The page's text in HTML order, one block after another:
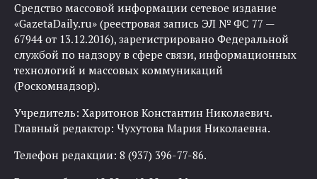
Средство массовой информации сетевое издание
«GazetaDaily.ru» (реестровая запись ЭЛ № ФС 77 —
67944 от 13.12.2016), зарегистрировано Федеральной
службой по надзору в сфере связи, информационных
технологий и массовых коммуникаций
(Роскомнадзор).
Учредитель: Харитонов Константин Николаевич.
Главный редактор: Чухутова Мария Николаевна.
Телефон редакции: 8 (937) 396-77-86.